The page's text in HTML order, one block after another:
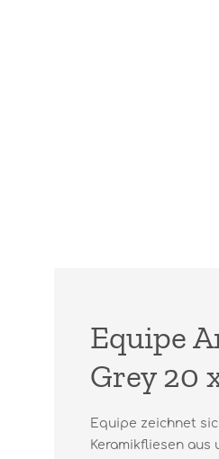
Equipe
Grey 20
Equipe zeichnet
Keramikfliesen